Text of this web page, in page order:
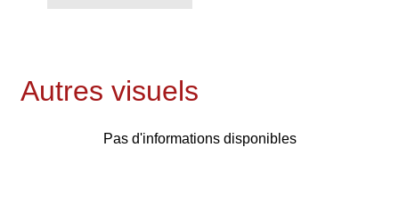
Autres visuels
Pas d'informations disponibles